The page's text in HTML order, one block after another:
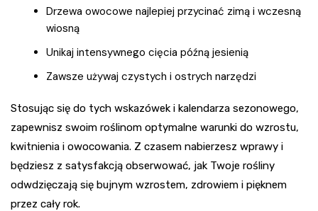
Drzewa owocowe najlepiej przycinać zimą i wczesną
wiosną
Unikaj intensywnego cięcia późną jesienią
Zawsze używaj czystych i ostrych narzędzi
Stosując się do tych wskazówek i kalendarza sezonowego,
zapewnisz swoim roślinom optymalne warunki do wzrostu,
kwitnienia i owocowania. Z czasem nabierzesz wprawy i
będziesz z satysfakcją obserwować, jak Twoje rośliny
odwdzięczają się bujnym wzrostem, zdrowiem i pięknem
przez cały rok.